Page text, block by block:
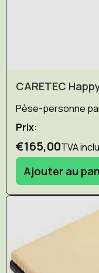
CARETEC
Pèse-personne
Prix:
€165,00TVA
Ajouter au